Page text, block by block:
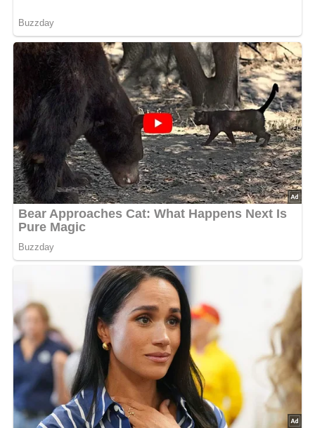
Deine Rezept-Bewertung!?
5/5 (1 Bewertung)